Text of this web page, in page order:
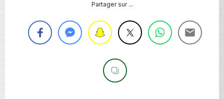
Partager sur ...